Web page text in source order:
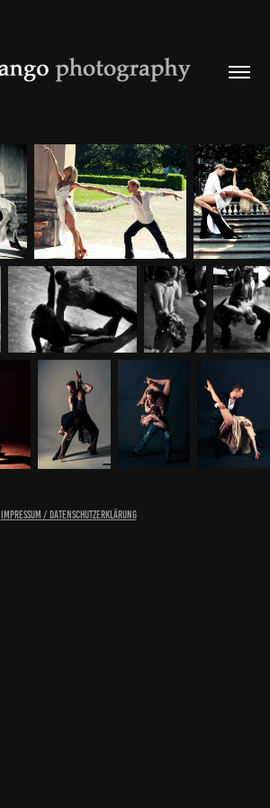
Impressum / Datenschutzerklärung